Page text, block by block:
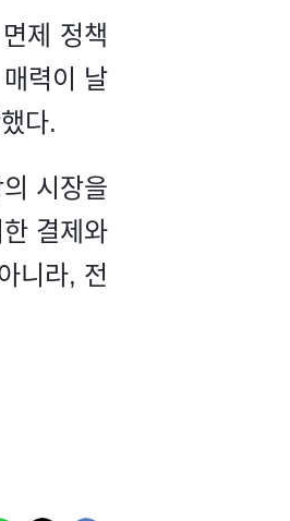
제 정책
력이 날
다.
시장을
결제와
니라, 전